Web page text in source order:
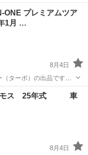
グレード名： Ｇ ナ
ックカメラ ■ 排気
ONE プレミアムツア
1月 …
8月4日
ターボ）の出品です。
ビ ETC バックカメラ 前
ミホイール無限 ターボ
バモス 25年式 車
8月4日